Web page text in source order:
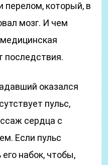
перелом, который, в
мозг. И чем
последствия.
оказался
пульс,
сердца с
Если пульс
набок, чтобы,